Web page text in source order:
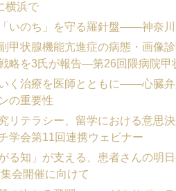
横浜で
いのち」を守る羅針盤――神奈
甲状腺機能亢進症の病態・画像
略を3氏が報告―第26回隈病院甲
く治療を医師とともに――心臓
の重要性
リテラシー、留学における意思
学会第11回連携ウェビナー
がる知」が支える、患者さんの
会開催に向けて